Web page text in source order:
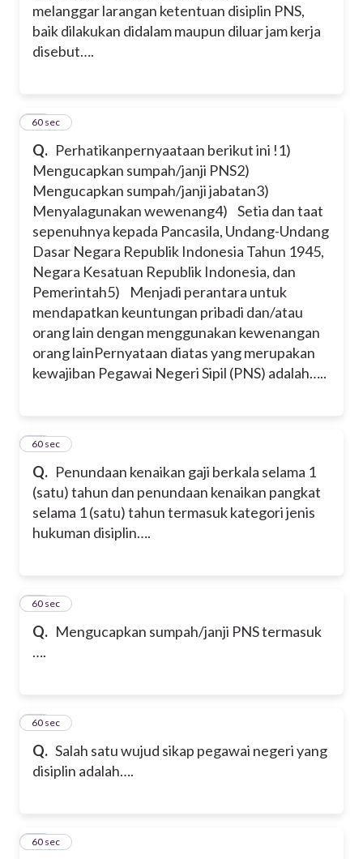
melanggar larangan ketentuan disiplin PNS,
baik dilakukan didalam maupun diluar jam kerja
disebut….
Q. Perhatikanpernyaataan berikut ini !1)
Mengucapkan sumpah/janji PNS2)
Mengucapkan sumpah/janji jabatan3)
Menyalagunakan wewenang4) Setia dan taat
sepenuhnya kepada Pancasila, Undang-Undang
Dasar Negara Republik Indonesia Tahun 1945,
Negara Kesatuan Republik Indonesia, dan
Pemerintah5) Menjadi perantara untuk
mendapatkan keuntungan pribadi dan/atau
orang lain dengan menggunakan kewenangan
orang lainPernyataan diatas yang merupakan
kewajiban Pegawai Negeri Sipil (PNS) adalah…..
13
60 sec
Q. Penundaan kenaikan gaji berkala selama 1
(satu) tahun dan penundaan kenaikan pangkat
selama 1 (satu) tahun termasuk kategori jenis
hukuman disiplin….
14
60 sec
Q. Mengucapkan sumpah/janji PNS termasuk
….
15
60 sec
Q. Salah satu wujud sikap pegawai negeri yang
disiplin adalah….
16
60 sec
17
60 sec